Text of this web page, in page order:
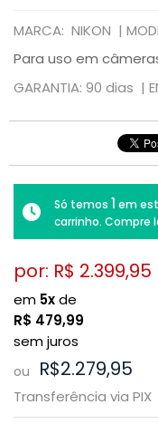
MARCA: NIKON |
Para uso em
GARANTIA: 90 dias |
Só temos 1 em
carrinho. Compre
por: R$ 2.399,95
em 5xde
R$ 479,99
sem juros
ou R$2.279,95
Transferência via PIX